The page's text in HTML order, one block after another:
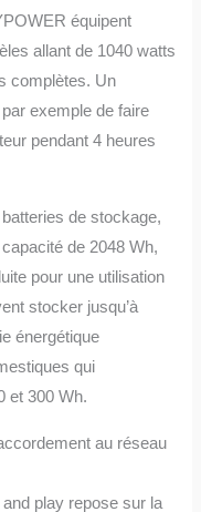
équipent
allant de 1040 watts
complètes. Un
exemple de faire
pendant 4 heures
de stockage,
de 2048 Wh,
pour une utilisation
stocker jusqu’à
énergétique
qui
et 300 Wh.
au réseau
play repose sur la